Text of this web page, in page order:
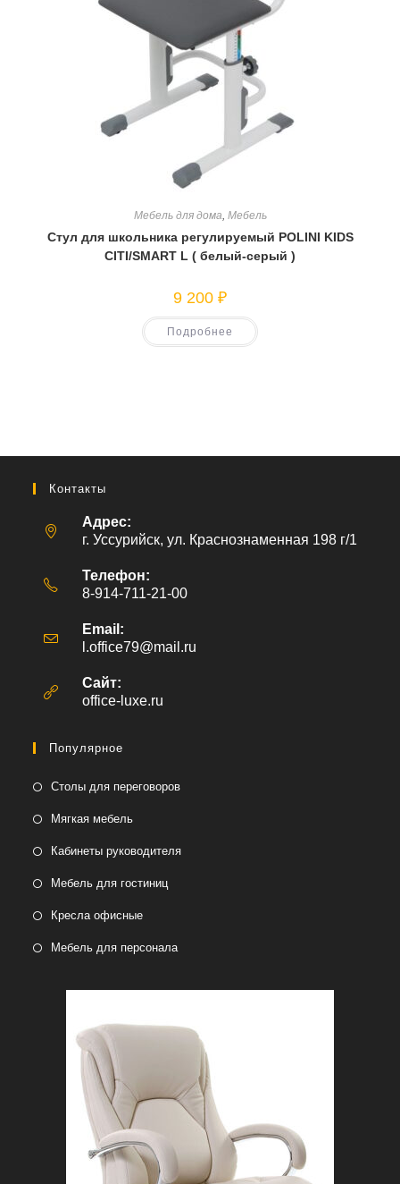
Мебель для дома Мебель
Стул для школьника регулируемый POLINI KIDS
CITI/SMART L ( белый-серый )
9 200 ₽
Подробнее
Контакты
Адрес:
г. Уссурийск, ул. Краснознаменная 198 г/1
Телефон:
8-914-711-21-00
Email:
l.office79@mail.ru
Сайт:
office-luxe.ru
Популярное
Столы для переговоров
Мягкая мебель
Кабинеты руководителя
Мебель для гостиниц
Кресла офисные
Мебель для персонала